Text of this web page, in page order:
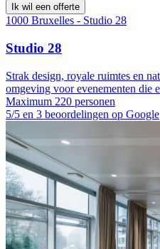
Ik wil een offerte
1000 Bruxelles - Studio 28
Studio 28
Strak design, royale ruimtes en
omgeving voor evenementen die
Maximum 220 personen
5/5 en 3 beoordelingen op Google